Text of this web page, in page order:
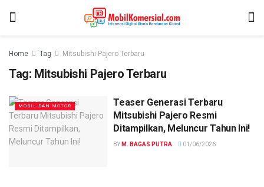
Home Tag Mitsubishi Pajero Terbaru
Tag: Mitsubishi Pajero Terbaru
MOBIL DAN MOTOR
Teaser Generasi Terbaru
Mitsubishi Pajero Resmi
Ditampilkan, Meluncur Tahun Ini!
BY M. BAGAS PUTRA 01/06/2026